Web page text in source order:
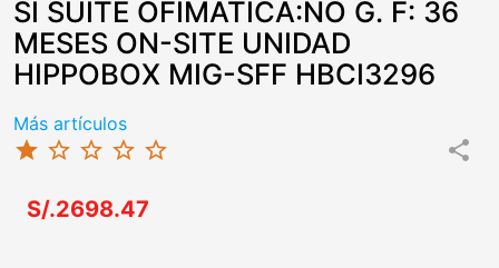
SI SUITE OFIMATICA:NO G. F: 36
MESES ON-SITE UNIDAD
HIPPOBOX MIG-SFF HBCI3296
Más artículos
star star_border star_border star_border star_border share
S/.2698.47